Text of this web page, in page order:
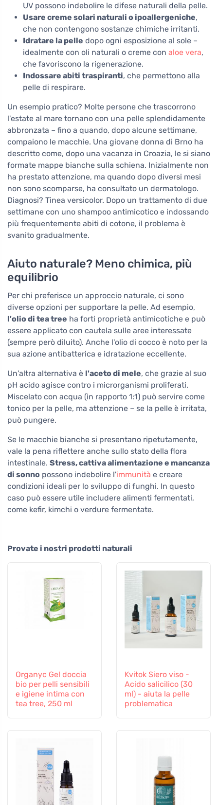
UV possono indebolire le difese naturali della pelle.
Usare creme solari naturali o ipoallergeniche,
che non contengono sostanze chimiche irritanti.
Idratare la pelle dopo ogni esposizione al sole –
idealmente con oli naturali o creme con aloe vera,
che favoriscono la rigenerazione.
Indossare abiti traspiranti, che permettono alla
pelle di respirare.
Un esempio pratico? Molte persone che trascorrono
l'estate al mare tornano con una pelle splendidamente
abbronzata – fino a quando, dopo alcune settimane,
compaiono le macchie. Una giovane donna di Brno ha
descritto come, dopo una vacanza in Croazia, le si siano
formate mappe bianche sulla schiena. Inizialmente non
ha prestato attenzione, ma quando dopo diversi mesi
non sono scomparse, ha consultato un dermatologo.
Diagnosi? Tinea versicolor. Dopo un trattamento di due
settimane con uno shampoo antimicotico e indossando
più frequentemente abiti di cotone, il problema è
svanito gradualmente.
Aiuto naturale? Meno chimica, più
equilibrio
Per chi preferisce un approccio naturale, ci sono
diverse opzioni per supportare la pelle. Ad esempio,
l'olio di tea tree ha forti proprietà antimicotiche e può
essere applicato con cautela sulle aree interessate
(sempre però diluito). Anche l'olio di cocco è noto per la
sua azione antibatterica e idratazione eccellente.
Un'altra alternativa è l'aceto di mele, che grazie al suo
pH acido agisce contro i microrganismi proliferati.
Miscelato con acqua (in rapporto 1:1) può servire come
tonico per la pelle, ma attenzione – se la pelle è irritata,
può pungere.
Se le macchie bianche si presentano ripetutamente,
vale la pena riflettere anche sullo stato della flora
intestinale. Stress, cattiva alimentazione e mancanza
di sonno possono indebolire l'immunità e creare
condizioni ideali per lo sviluppo di funghi. In questo
caso può essere utile includere alimenti fermentati,
come kefir, kimchi o verdure fermentate.
Provate i nostri prodotti naturali
Organyc Gel doccia
bio per pelli sensibili
e igiene intima con
tea tree, 250 ml
Kvitok Siero viso -
Acido salicilico (30
ml) - aiuta la pelle
problematica